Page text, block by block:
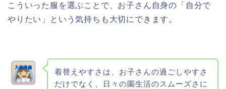
こういった服を選ぶことで、お子さん自身の「自分で
やりたい」という気持ちも大切にできます。
着替えやすさは、お子さんの過ごしやすさ
だけでなく、日々の園生活のスムーズさに